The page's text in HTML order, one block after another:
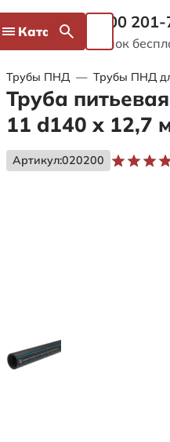
Каталог 8 800
Звонок
Трубы ПНД — Трубы ПНД
Труба
11 d140 х 12,7
Артикул:020200